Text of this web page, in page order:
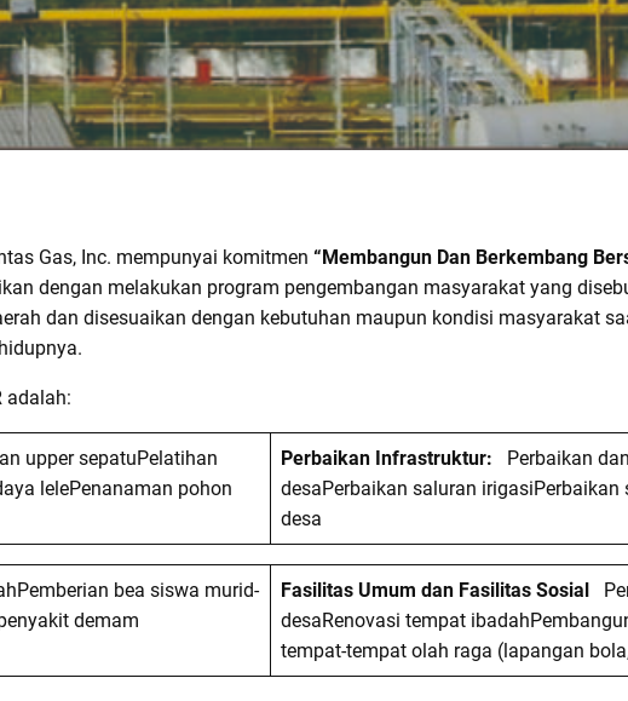
Gas, Inc. mempunyai komitmen “Membangun Dan Berkembang
dengan melakukan program pengembangan masyarakat yang
dan disesuaikan dengan kebutuhan maupun kondisi masyarakat
adalah:
upper sepatuPelatihan
lelePenanaman pohon
Perbaikan Infrastruktur:
Perbaikan
desaPerbaikan saluran
desa
bea siswa murid-
demam
Fasilitas Umum dan Fasilitas Sosial
desaRenovasi tempat
tempat-tempat olah raga (lapangan